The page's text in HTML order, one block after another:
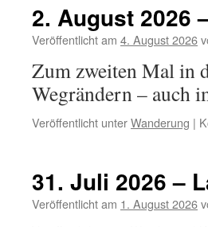
2. August 2026
Veröffentlicht am 4. August 2026
Zum zweiten Mal in
Wegrändern – auch
Veröffentlicht unterWanderung |
31. Juli 2026 –
Veröffentlicht am 1. August 2026